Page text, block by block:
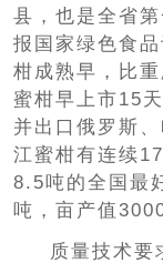
县，也是全省
报国家绿色食
柑成熟早，比
蜜柑早上市15
并出口俄罗斯
江蜜柑有连续
8.5吨的全国最
吨，亩产值
质量技术要